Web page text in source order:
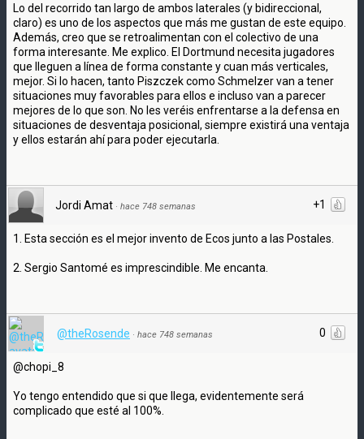
Lo del recorrido tan largo de ambos laterales (y bidireccional,
claro) es uno de los aspectos que más me gustan de este equipo.
Además, creo que se retroalimentan con el colectivo de una
forma interesante. Me explico. El Dortmund necesita jugadores
que lleguen a línea de forma constante y cuan más verticales,
mejor. Si lo hacen, tanto Piszczek como Schmelzer van a tener
situaciones muy favorables para ellos e incluso van a parecer
mejores de lo que son. No les veréis enfrentarse a la defensa en
situaciones de desventaja posicional, siempre existirá una ventaja
y ellos estarán ahí para poder ejecutarla.
+1
Jordi Amat · hace 748 semanas
1. Esta sección es el mejor invento de Ecos junto a las Postales.
2. Sergio Santomé es imprescindible. Me encanta.
0
@theRosende · hace 748 semanas
@chopi_8
Yo tengo entendido que si que llega, evidentemente será
complicado que esté al 100%.